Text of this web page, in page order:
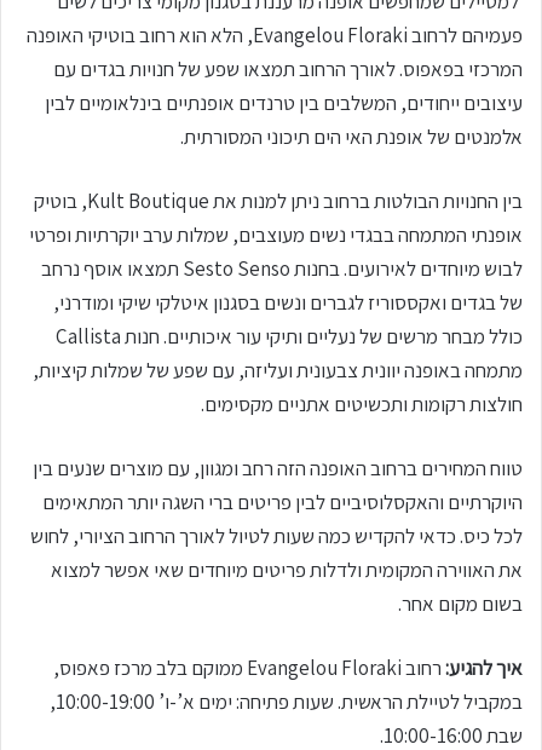
פעמיהם לרחוב Evangelou Floraki, הלא הוא רחוב בוטיקי האופנה
המרכזי בפאפוס. לאורך הרחוב תמצאו שפע של חנויות בגדים עם
עיצובים ייחודים, המשלבים בין טרנדים אופנתיים בינלאומיים לבין
אלמנטים של אופנת האי הים תיכוני המסורתית.
בין החנויות הבולטות ברחוב ניתן למנות את Kult Boutique, בוטיק
אופנתי המתמחה בבגדי נשים מעוצבים, שמלות ערב יוקרתיות ופרטי
לבוש מיוחדים לאירועים. בחנות Sesto Senso תמצאו אוסף נרחב
של בגדים ואקססוריז לגברים ונשים בסגנון איטלקי שיקי ומודרני,
כולל מבחר מרשים של נעליים ותיקי עור איכותיים. חנות Callista
מתמחה באופנה יוונית צבעונית ועליזה, עם שפע של שמלות קיציות,
חולצות רקומות ותכשיטים אתניים מקסימים.
טווח המחירים ברחוב האופנה הזה רחב ומגוון, עם מוצרים שנעים בין
היוקרתיים והאקסלוסיביים לבין פריטים ברי השגה יותר המתאימים
לכל כיס. כדאי להקדיש כמה שעות לטיול לאורך הרחוב הציורי, לחוש
את האווירה המקומית ולדלות פריטים מיוחדים שאי אפשר למצוא
בשום מקום אחר.
איך להגיע:
רחוב Evangelou Floraki ממוקם בלב מרכז פאפוס,
במקביל לטיילת הראשית. שעות פתיחה: ימים א’-ו’ 10:00-19:00,
שבת 10:00-16:00.